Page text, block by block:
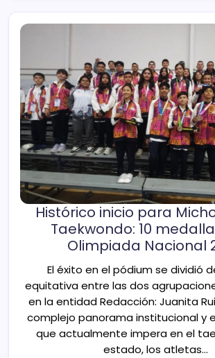
Histórico inicio para
Taekwondo: 10
Olimpiada Nacional
El éxito en el pódium se dividió
equitativa entre las dos
en la entidad Redacción: Juanita
complejo panorama institucional y
que actualmente impera en el
estado, los atletas…